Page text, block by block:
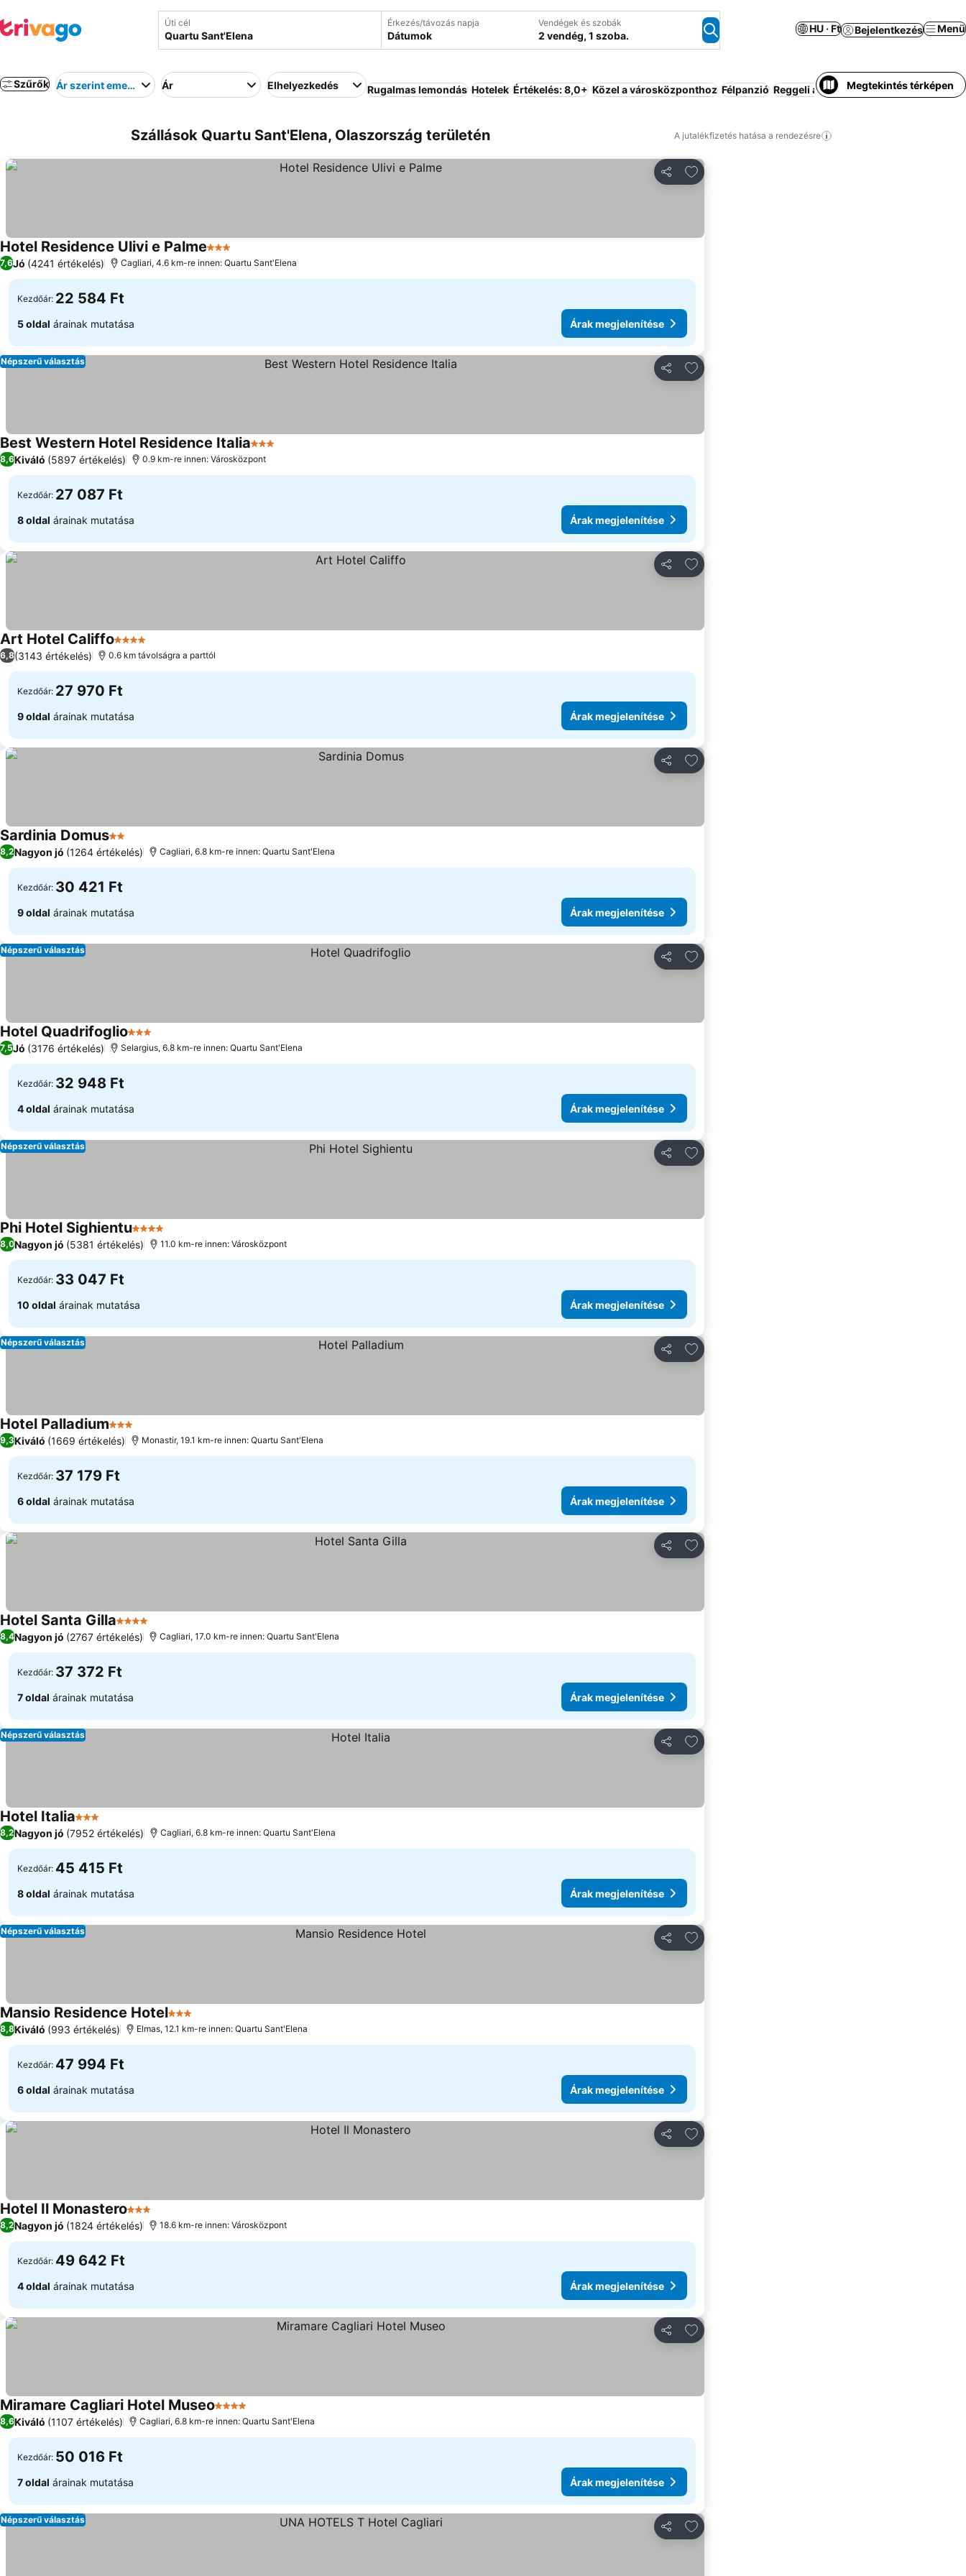
Úti cél Érkezés/távozás napja
Dátumok
Vendégek és szobák
2 vendég, 1 szoba.
HU · Ft Bejelentkezés Menü
Szűrők Ár szerint emelkedő Ár Elhelyezkedés Rugalmas lemondás Hotelek Értékelés: 8,0+ Közel a városközponthoz Félpanzió Reggeli az árban Strand Kiadó ház/
Megtekintés térképen
Szállások Quartu Sant'Elena, Olaszország területén A jutalékfizetés hatása a rendezésre
Megosztás
Hozzáadás a kedvencekhez
Hotel Residence Ulivi e Palme3 Kategória
7,6Jó (4241 értékelés) Cagliari, 4.6 km-re innen: Quartu Sant'Elena
Kezdőár: 22 584 Ft
5 oldal árainak mutatása Árak megjelenítése
Megosztás
Hozzáadás a kedvencekhez
Népszerű választás
Best Western Hotel Residence Italia3 Kategória
8,6Kiváló (5897 értékelés) 0.9 km-re innen: Városközpont
Kezdőár: 27 087 Ft
8 oldal árainak mutatása Árak megjelenítése
Megosztás
Hozzáadás a kedvencekhez
Art Hotel Califfo4 Kategória
6,8(3143 értékelés) 0.6 km távolságra a parttól
Kezdőár: 27 970 Ft
9 oldal árainak mutatása Árak megjelenítése
Megosztás
Hozzáadás a kedvencekhez
Sardinia Domus2 Kategória
8,2Nagyon jó (1264 értékelés) Cagliari, 6.8 km-re innen: Quartu Sant'Elena
Kezdőár: 30 421 Ft
9 oldal árainak mutatása Árak megjelenítése
Megosztás
Hozzáadás a kedvencekhez
Népszerű választás
Hotel Quadrifoglio3 Kategória
7,5Jó (3176 értékelés) Selargius, 6.8 km-re innen: Quartu Sant'Elena
Kezdőár: 32 948 Ft
4 oldal árainak mutatása Árak megjelenítése
Megosztás
Hozzáadás a kedvencekhez
Népszerű választás
Phi Hotel Sighientu4 Kategória
8,0Nagyon jó (5381 értékelés) 11.0 km-re innen: Városközpont
Kezdőár: 33 047 Ft
10 oldal árainak mutatása Árak megjelenítése
Megosztás
Hozzáadás a kedvencekhez
Népszerű választás
Hotel Palladium3 Kategória
9,3Kiváló (1669 értékelés) Monastir, 19.1 km-re innen: Quartu Sant'Elena
Kezdőár: 37 179 Ft
6 oldal árainak mutatása Árak megjelenítése
Megosztás
Hozzáadás a kedvencekhez
Hotel Santa Gilla4 Kategória
8,4Nagyon jó (2767 értékelés) Cagliari, 17.0 km-re innen: Quartu Sant'Elena
Kezdőár: 37 372 Ft
7 oldal árainak mutatása Árak megjelenítése
Megosztás
Hozzáadás a kedvencekhez
Népszerű választás
Hotel Italia3 Kategória
8,2Nagyon jó (7952 értékelés) Cagliari, 6.8 km-re innen: Quartu Sant'Elena
Kezdőár: 45 415 Ft
8 oldal árainak mutatása Árak megjelenítése
Megosztás
Hozzáadás a kedvencekhez
Népszerű választás
Mansio Residence Hotel3 Kategória
8,8Kiváló (993 értékelés) Elmas, 12.1 km-re innen: Quartu Sant'Elena
Kezdőár: 47 994 Ft
6 oldal árainak mutatása Árak megjelenítése
Megosztás
Hozzáadás a kedvencekhez
Hotel Il Monastero3 Kategória
8,2Nagyon jó (1824 értékelés) 18.6 km-re innen: Városközpont
Kezdőár: 49 642 Ft
4 oldal árainak mutatása Árak megjelenítése
Megosztás
Hozzáadás a kedvencekhez
Miramare Cagliari Hotel Museo4 Kategória
8,6Kiváló (1107 értékelés) Cagliari, 6.8 km-re innen: Quartu Sant'Elena
Kezdőár: 50 016 Ft
7 oldal árainak mutatása Árak megjelenítése
Megosztás
Hozzáadás a kedvencekhez
Népszerű választás